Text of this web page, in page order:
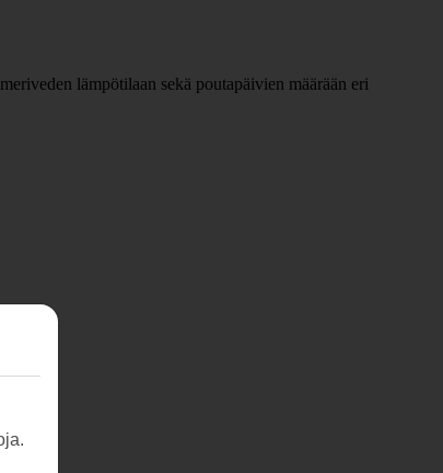
lämpötilaan sekä poutapäivien määrään eri